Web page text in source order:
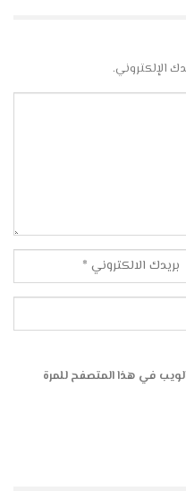
الإلكتروني.
في هذا المتصفح للمرة